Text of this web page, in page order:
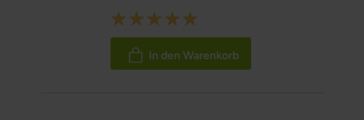
Rating:
100%
In den Warenkorb